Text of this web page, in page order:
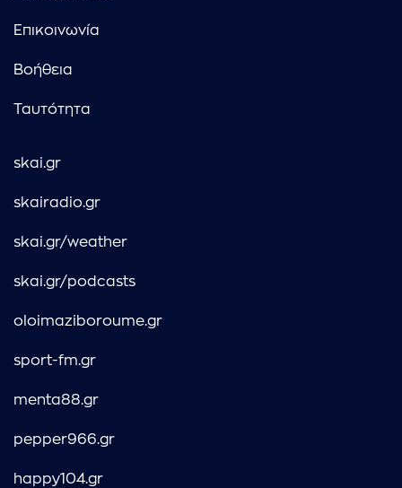
Επικοινωνία
Βοήθεια
Ταυτότητα
skai.gr
skairadio.gr
skai.gr/weather
skai.gr/podcasts
oloimaziboroume.gr
sport-fm.gr
menta88.gr
pepper966.gr
happy104.gr